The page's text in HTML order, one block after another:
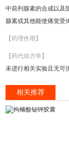
中前列腺素的合成以及
腺素或其他能使痛觉受
【药理作用】
【药代动力学】
未进行相关实验且无可
相关推荐